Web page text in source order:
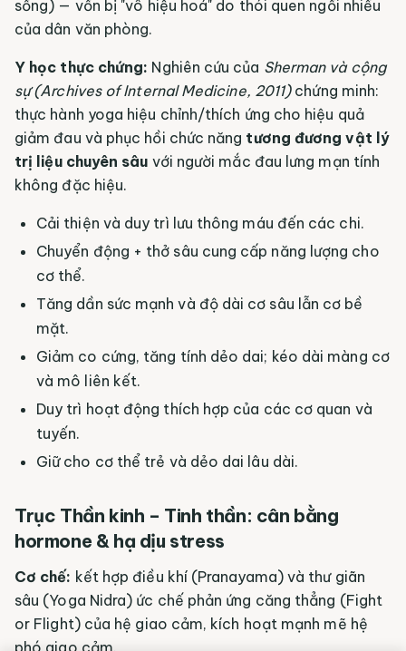
sống) — vốn bị "vô hiệu hoá" do thói quen ngồi nhiều
của dân văn phòng.
Y học thực chứng: Nghiên cứu của Sherman và cộng
sự (Archives of Internal Medicine, 2011)chứng minh:
thực hành yoga hiệu chỉnh/thích ứng cho hiệu quả
giảm đau và phục hồi chức năng tương đương vật lý
trị liệu chuyên sâu với người mắc đau lưng mạn tính
không đặc hiệu.
Cải thiện và duy trì lưu thông máu đến các chi.
Chuyển động + thở sâu cung cấp năng lượng cho
cơ thể.
Tăng dần sức mạnh và độ dài cơ sâu lẫn cơ bề
mặt.
Giảm co cứng, tăng tính dẻo dai; kéo dài màng cơ
và mô liên kết.
Duy trì hoạt động thích hợp của các cơ quan và
tuyến.
Giữ cho cơ thể trẻ và dẻo dai lâu dài.
Trục Thần kinh – Tinh thần: cân bằng
hormone & hạ dịu stress
Cơ chế: kết hợp điều khí (Pranayama) và thư giãn
sâu (Yoga Nidra) ức chế phản ứng căng thẳng (Fight
or Flight) của hệ giao cảm, kích hoạt mạnh mẽ hệ
phó giao cảm.